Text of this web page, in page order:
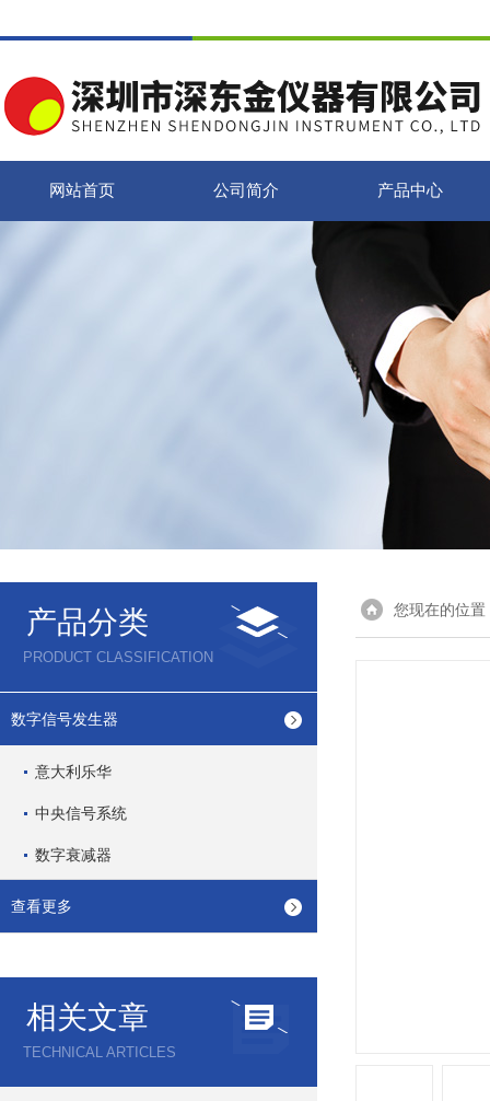
网站首页 公司简介 产品中心
产品分类
PRODUCT CLASSIFICATION
数字信号发生器
意大利乐华
中央信号系统
数字衰减器
查看更多
相关文章
TECHNICAL ARTICLES
您现在的位置